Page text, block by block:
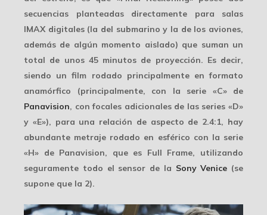
secuencias planteadas directamente para salas
IMAX digitales (la del submarino y la de los aviones,
además de algún momento aislado) que suman un
total de unos 45 minutos de proyección. Es decir,
siendo un film rodado principalmente en formato
anamórfico (principalmente, con la serie «C» de
Panavision, con focales adicionales de las series «D»
y «E»), para una relación de aspecto de 2.4:1, hay
abundante metraje rodado en esférico con la serie
«H» de Panavision, que es Full Frame, utilizando
seguramente todo el sensor de la Sony Venice (se
supone que la 2).